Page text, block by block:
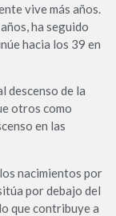
vive más años.
ha seguido
hacia los 39 en
descenso de la
otros como
en las
nacimientos por
por debajo del
que contribuye a